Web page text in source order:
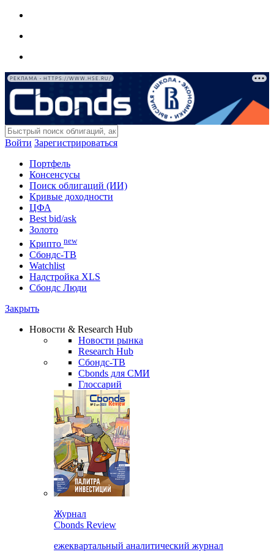
РЕКЛАМА • HTTPS://WWW.HSE.RU/
Войти Зарегистрироваться
Портфель
Консенсусы
Поиск облигаций (ИИ)
Кривые доходности
ЦФА
Best bid/ask
Золото
Крипто new
Сбондс-ТВ
Watchlist
Надстройка XLS
Сбондс Люди
Закрыть
Новости & Research Hub
Новости рынка
Research Hub
Сбондс-ТВ
Cbonds для СМИ
Глоссарий
Журнал
Cbonds Review
ежеквартальный аналитический журнал